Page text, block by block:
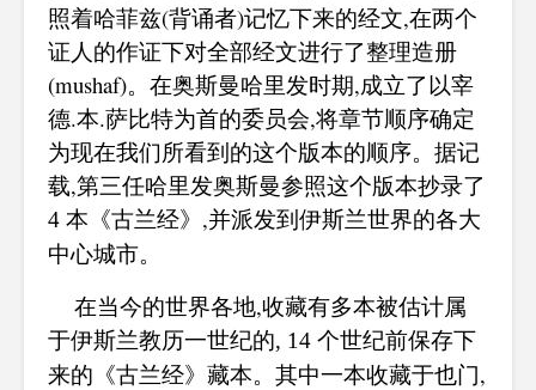
照着哈菲兹(背诵者)记忆下来的经文,在两个
证人的作证下对全部经文进行了整理造册
(mushaf)。在奥斯曼哈里发时期,成立了以宰
德.本.萨比特为首的委员会,将章节顺序确定
为现在我们所看到的这个版本的顺序。据记
载,第三任哈里发奥斯曼参照这个版本抄录了
4 本《古兰经》,并派发到伊斯兰世界的各大
中心城市。
在当今的世界各地,收藏有多本被估计属
于伊斯兰教历一世纪的, 14 个世纪前保存下
来的《古兰经》藏本。其中一本收藏于也门,